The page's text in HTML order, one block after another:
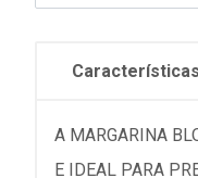
Características
A MARGARINA
E IDEAL PARA